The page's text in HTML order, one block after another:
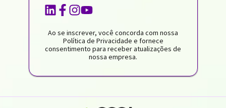
Ao se inscrever, você concorda com nossa
Política de Privacidade e fornece
consentimento para receber atualizações de
nossa empresa.